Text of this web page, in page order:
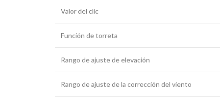
Valor del clic
Función de torreta
Rango de ajuste de elevación
Rango de ajuste de la corrección del viento